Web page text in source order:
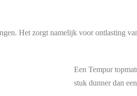
Het zorgt namelijk voor ontlasting
Een Tempur
stuk dunner dan